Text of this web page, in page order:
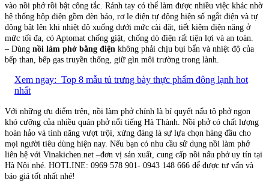
vào nồi phở rồi bật công tắc. Rảnh tay có thể làm được nhiều việc khác nhờ
hệ thống hộp điện gồm đèn báo, rơ le điện tự động hiện số ngắt điện và tự
động bật lên khi nhiệt độ xuống dưới mức cài đặt, tiết kiệm điện năng ở
mức tối đa, có Aptomat chống giật, chống dò điện rất tiện lợi và an toàn.
– Dùng nồi làm phở bằng điện không phải chịu bụi bẩn và nhiệt độ của
bếp than, bếp gas truyền thống, giữ gìn môi trường trong lành.
Xem ngay: Top 8 mẫu tủ trưng bày thực phẩm đông lạnh hot
nhất
Với những ưu điểm trên, nồi làm phở chính là bí quyết nấu tô phở ngon
khó cưỡng của nhiều quán phở nổi tiếng Hà Thành. Nồi phở có chất lượng
hoàn hảo và tính năng vượt trội, xứng đáng là sự lựa chọn hàng đầu cho
mọi người tiêu dùng hiện nay. Nếu bạn có nhu cầu sử dụng nồi làm phở
liên hệ với Vinakichen.net –đơn vị sản xuất, cung cấp nồi nấu phở uy tín tại
Hà Nội nhé. HOTLINE: 0969 578 901- 0943 148 666 để được tư vấn và
báo giá tốt nhất nhé!